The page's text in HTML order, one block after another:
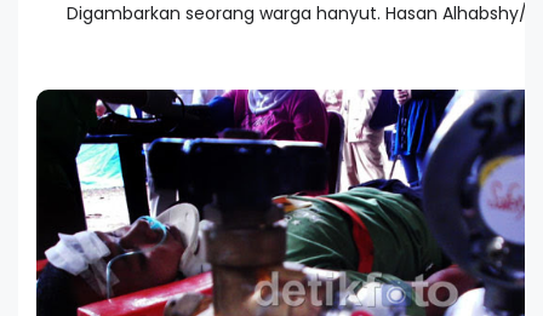
Digambarkan seorang warga hanyut. Hasan Alhabshy/